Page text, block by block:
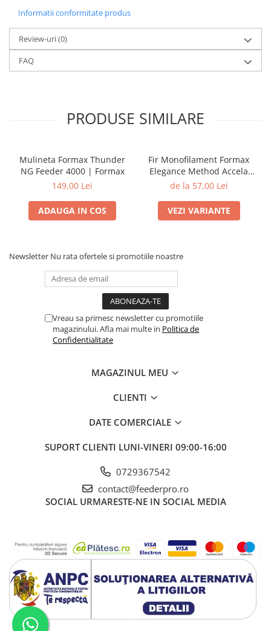
Informatii conformitate produs
Review-uri(0)
FAQ
PRODUSE SIMILARE
Mulineta Formax Thunder
NG Feeder 4000 | Formax
149,00 Lei
ADAUGA IN COS
Fir Monofilament Formax
Elegance Method Accela
Distance Feeder Fluo 1000m
de la 57,00 Lei
VEZI VARIANTE
Newsletter Nu rata ofertele si promotiile noastre
Vreau sa primesc newsletter cu promotiile
magazinului. Afla mai multe in Politica de
Confidentialitate
MAGAZINUL MEU
CLIENTI
DATE COMERCIALE
SUPORT CLIENTI LUNI-VINERI 09:00-16:00
0729367542
contact@feederpro.ro
SOCIAL URMARESTE-NE IN SOCIAL MEDIA